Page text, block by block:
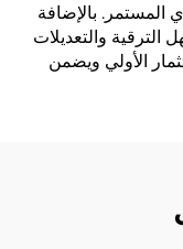
المستمر. بالإضافة
الترقية والتعديلات
الأولي ويضمن